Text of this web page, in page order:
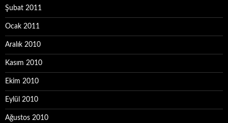
Şubat 2011
Ocak 2011
Aralık 2010
Kasım 2010
Ekim 2010
Eylül 2010
Ağustos 2010